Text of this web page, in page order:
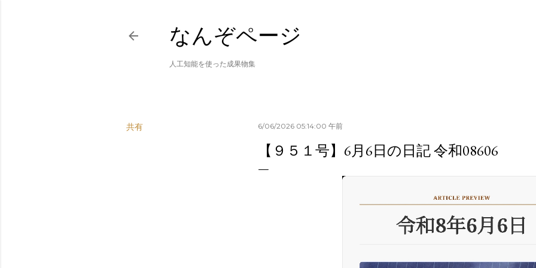
なんぞページ
人工知能を使った成果物集
共有 6/06/2026 05:14:00 午前
【９５１号】6月6日の日記 令和08606